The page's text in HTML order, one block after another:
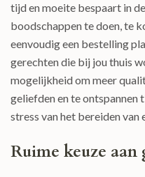
tijd en moeite bespaart in
boodschappen te doen, te
eenvoudig een bestelling
gerechten die bij jou thuis
mogelijkheid om meer
geliefden en te ontspannen
stress van het bereiden
Ruime keuze aan